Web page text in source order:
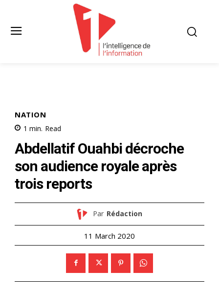
NATION
1 min. Read
Abdellatif Ouahbi décroche
son audience royale après
trois reports
Par Rédaction
11 March 2020